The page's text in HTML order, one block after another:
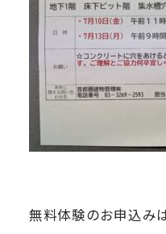
無料体験のお申込みは